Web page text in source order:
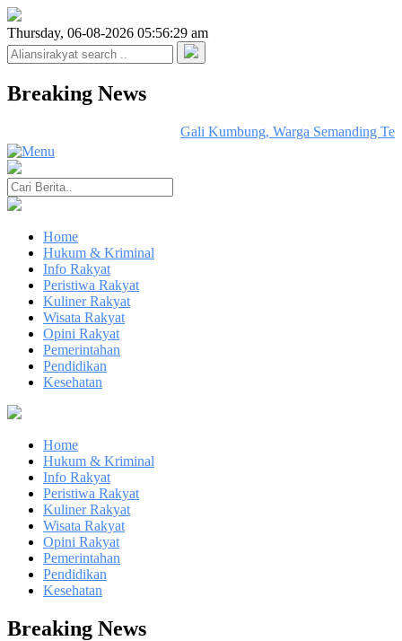
Thursday, 06-08-2026 05:56:29 am
Breaking News
Gali Kumbung, Warga Semanding
Home
Hukum & Kriminal
Info Rakyat
Peristiwa Rakyat
Kuliner Rakyat
Wisata Rakyat
Opini Rakyat
Pemerintahan
Pendidikan
Kesehatan
Home
Hukum & Kriminal
Info Rakyat
Peristiwa Rakyat
Kuliner Rakyat
Wisata Rakyat
Opini Rakyat
Pemerintahan
Pendidikan
Kesehatan
Breaking News